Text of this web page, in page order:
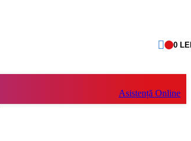
0
Asistență Online